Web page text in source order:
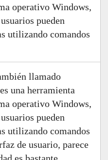
operativo Windows,
pueden
utilizando comandos
llamado
una herramienta
operativo Windows,
pueden
utilizando comandos
de usuario, parece